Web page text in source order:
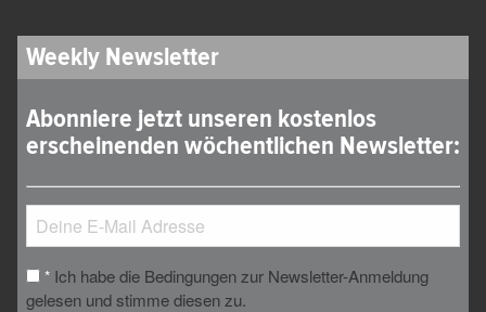
Weekly Newsletter
Abonniere jetzt unseren kostenlos
erscheinenden wöchentlichen Newsletter:
* Ich habe die Bedingungen zur Newsletter-Anmeldung
gelesen und stimme diesen zu.